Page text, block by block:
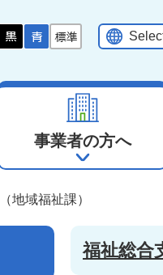
事業者の方へ
地域福祉課）
福祉総合